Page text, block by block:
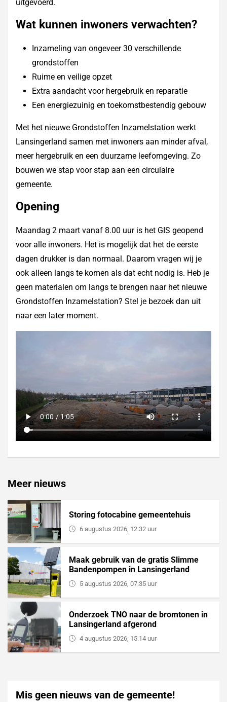
uitgevoerd.
Wat kunnen inwoners verwachten?
Inzameling van ongeveer 30 verschillende
grondstoffen
Ruime en veilige opzet
Extra aandacht voor hergebruik en reparatie
Een energiezuinig en toekomstbestendig gebouw
Met het nieuwe Grondstoffen Inzamelstation werkt
Lansingerland samen met inwoners aan minder afval,
meer hergebruik en een duurzame leefomgeving. Zo
bouwen we stap voor stap aan een circulaire
gemeente.
Opening
Maandag 2 maart vanaf 8.00 uur is het GIS geopend
voor alle inwoners. Het is mogelijk dat het de eerste
dagen drukker is dan normaal. Daarom vragen wij je
ook alleen langs te komen als dat echt nodig is. Heb je
geen materialen om langs te brengen naar het nieuwe
Grondstoffen Inzamelstation? Stel je bezoek dan uit
naar een later moment.
Meer nieuws
Storing fotocabine gemeentehuis
6 augustus 2026, 12.32 uur
Maak gebruik van de gratis Slimme
Bandenpompen in Lansingerland
5 augustus 2026, 07.35 uur
Onderzoek TNO naar de bromtonen in
Lansingerland afgerond
4 augustus 2026, 15.14 uur
Mis geen nieuws van de gemeente!